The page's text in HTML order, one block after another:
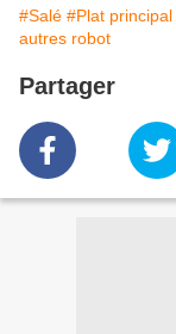
#Salé #Plat principal
autres robot
Partager